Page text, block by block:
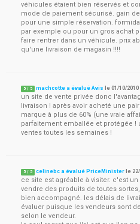
véhicules étaient bien réservés et
mode de paiement sécurisé. gain
pour une simple réservation.
par exemple ou pour un gros achat
faire rentrer dans un véhicule. prix
qu'une livraison de magasin !!!!
5 / 5 machcotte a évalué Avis le01/10/2010
un site de vente privée donc
livraison ! après avoir acheté une
marque à plus de 60% (une vraie
parfaitement emballée et protégée !
ventes toutes les semaines !
5 / 5 celinebc a évalué PriceMinister le
ce site est agréable à visiter. c'est
vendre des produits de toutes
bien accompagné. les délais de
évaluer puisque les vendeurs sont
selon le vendeur.